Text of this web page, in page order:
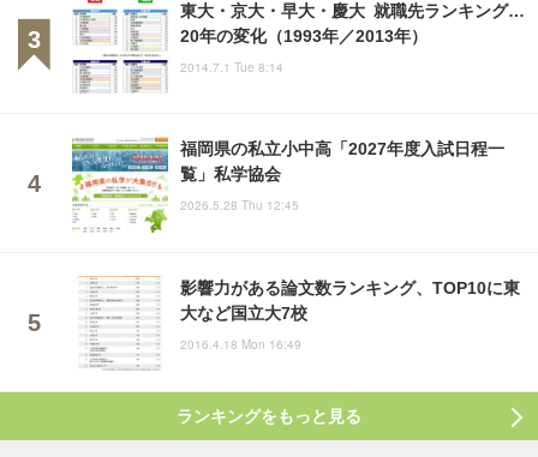
東大・京大・早大・慶大 就職先ランキング…
20年の変化（1993年／2013年）
2014.7.1 Tue 8:14
福岡県の私立小中高「2027年度入試日程一
覧」私学協会
2026.5.28 Thu 12:45
影響力がある論文数ランキング、TOP10に東
大など国立大7校
2016.4.18 Mon 16:49
ランキングをもっと見る